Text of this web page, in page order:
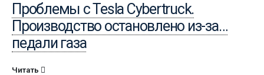
Проблемы с Tesla Cybertruck.
Производство остановлено из-за…
педали газа
Читать